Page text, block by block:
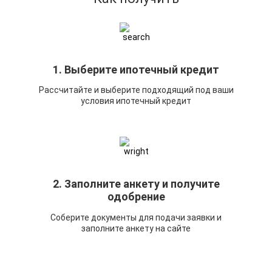
1. Выберите ипотечный кредит
Рассчитайте и выберите подходящий под ваши
условия ипотечный кредит
2. Заполните анкету и получите
одобрение
Соберите документы для подачи заявки и
заполните анкету на сайте